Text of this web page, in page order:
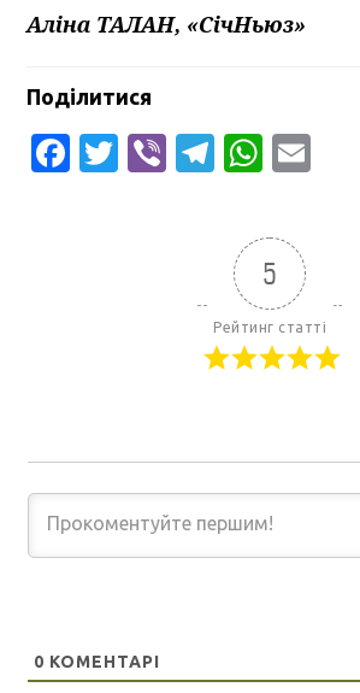
Аліна ТАЛАН, «СічНьюз»
Поділитися
Facebook
Twitter
Viber
5
Рейтинг статті
0 КОМЕНТАРІ